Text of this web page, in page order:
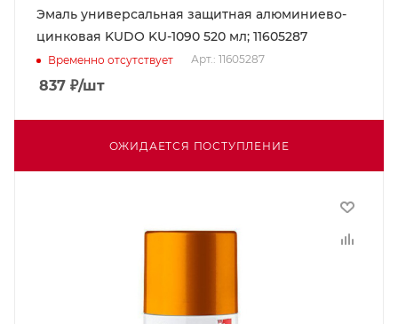
Эмаль универсальная защитная алюминиево-
цинковая KUDO KU-1090 520 мл; 11605287
Временно отсутствует Арт.: 11605287
837 ₽/шт
ОЖИДАЕТСЯ ПОСТУПЛЕНИЕ